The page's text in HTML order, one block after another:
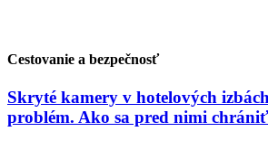
Cestovanie a bezpečnosť
Skryté kamery v hotelových
problém. Ako sa pred nimi